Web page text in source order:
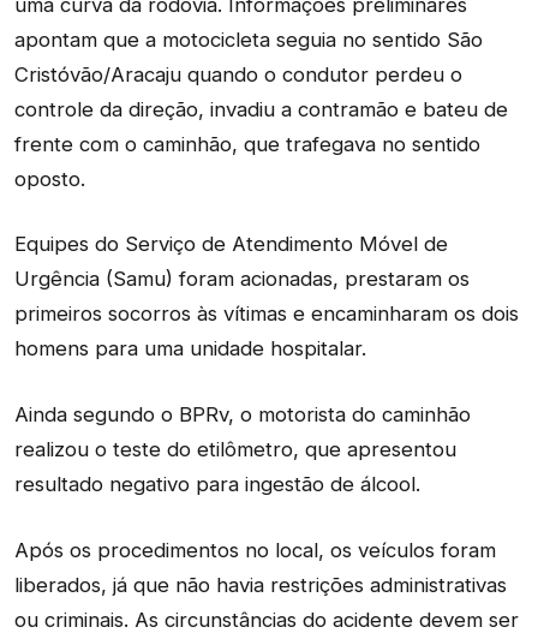
apontam que a motocicleta seguia no sentido São
Cristóvão/Aracaju quando o condutor perdeu o
controle da direção, invadiu a contramão e bateu de
frente com o caminhão, que trafegava no sentido
oposto.
Equipes do Serviço de Atendimento Móvel de
Urgência (Samu) foram acionadas, prestaram os
primeiros socorros às vítimas e encaminharam os dois
homens para uma unidade hospitalar.
Ainda segundo o BPRv, o motorista do caminhão
realizou o teste do etilômetro, que apresentou
resultado negativo para ingestão de álcool.
Após os procedimentos no local, os veículos foram
liberados, já que não havia restrições administrativas
ou criminais. As circunstâncias do acidente devem ser